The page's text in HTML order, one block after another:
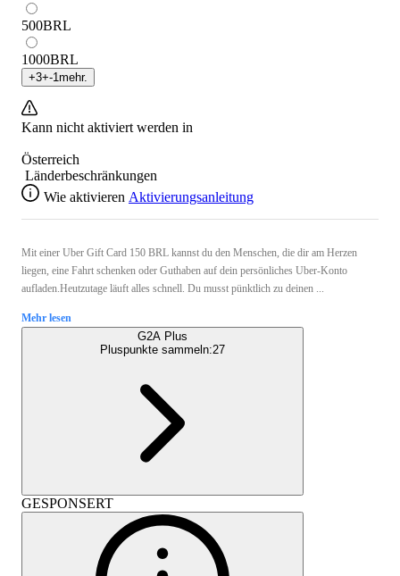
500BRL
1000BRL
+3+-1 mehr.
Kann nicht aktiviert werden in
Österreich
Länderbeschränkungen
Wie aktivieren Aktivierungsanleitung
Mit einer Uber Gift Card 150 BRL kannst du den Menschen, die dir am Herzen
liegen, eine Fahrt schenken oder Guthaben auf dein persönliches Uber-Konto
aufladen.Heutzutage läuft alles schnell. Du musst pünktlich zu deinen ...
Mehr lesen
G2A Plus
Pluspunkte sammeln:27
GESPONSERT